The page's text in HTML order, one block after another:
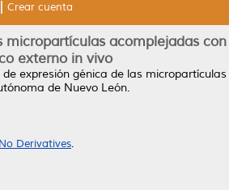
Crear cuenta
acomplejadas
externo in vivo
expresión génica de las
de Nuevo León.
Derivatives.